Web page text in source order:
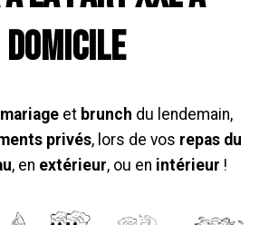
DOMICILE
mariageet brunch du lendemain,
privés, lors de vos repas du
, en extérieur, ou en intérieur !